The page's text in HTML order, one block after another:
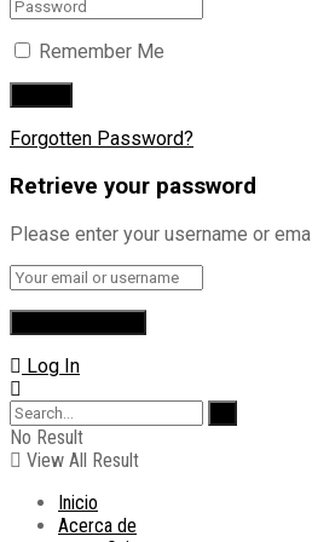
Remember Me
Forgotten Password?
Retrieve your password
Please enter your username or
Log In
No Result
View All Result
Inicio
Acerca de